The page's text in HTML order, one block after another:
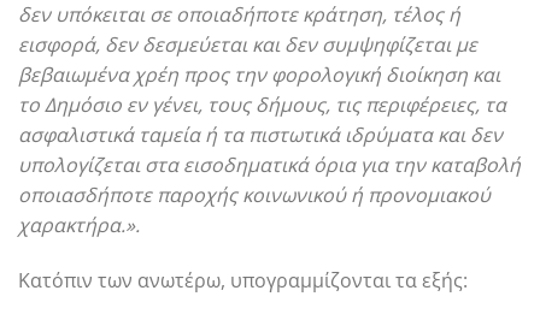
δεν υπόκειται σε οποιαδήποτε κράτηση, τέλος ή
εισφορά, δεν δεσμεύεται και δεν συμψηφίζεται με
βεβαιωμένα χρέη προς την φορολογική διοίκηση και
το Δημόσιο εν γένει, τους δήμους, τις περιφέρειες, τα
ασφαλιστικά ταμεία ή τα πιστωτικά ιδρύματα και δεν
υπολογίζεται στα εισοδηματικά όρια για την καταβολή
οποιασδήποτε παροχής κοινωνικού ή προνομιακού
χαρακτήρα.».
Κατόπιν των ανωτέρω, υπογραμμίζονται τα εξής: